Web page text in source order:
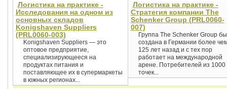
Логистика на практике -
Исследования на одном из
основных складов
Konigshaven Suppliers
(PRL0060-003)
Konigshaven Suppliers — это
оптовое предприятие,
специализирующееся на
продуктах питания и
поставляющее их в супермаркеты
в южных регионах...
Логистика на практике -
Стратегия компании The
Schenker Group (PRL0060-
007)
Группа The Schenker Group
создана в Германии более
125 лет назад и с тех пор
работает на международной
арене. Потребителей из 1000
точек...